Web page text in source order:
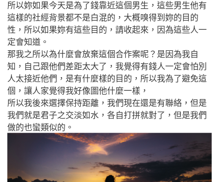
所以妳如果今天是為了錢靠近這個男生，這些男生他有
這樣的社經背景都不是白混的，大概嗅得到妳的目的
性，所以如果妳有這些目的，請收起來，因為這些人一
定會知道。
那我之所以為什麼會放棄這個合作案呢？是因為我自
知，自己跟他們差距太大了，我覺得有錢人一定會怕別
人太接近他們，是有什麼樣的目的，所以我為了避免這
個，讓人家覺得我好像圖他什麼一樣，
所以我後來選擇保持距離，我們現在還是有聯絡，但是
我們就是君子之交淡如水，各自打拼就對了，但是我們
做的也蠻類似的。